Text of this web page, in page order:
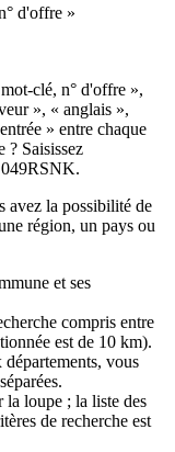
d'offre »
clé, n° d'offre »,
», « anglais »,
» entre chaque
? Saisissez
049RSNK.
avez la possibilité de
région, un pays ou
et ses
compris entre
est de 10 km).
vous
la loupe ; la liste des
de recherche est